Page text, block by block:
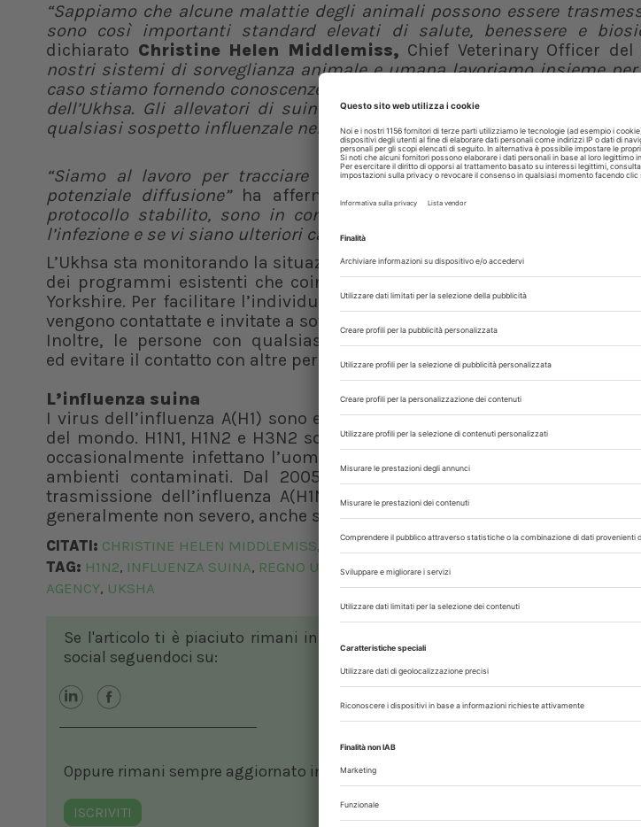
“Sappiamo che alcune malattie degli animali possono essere
sono così importanti standard elevati di salute, benessere e
dichiarato Christine Helen Middlemiss, Chief Veterinary Officer del
nostri sistemi di sorveglianza animale e umana lavoriamo insieme
caso stiamo fornendo conoscenze veterinarie e scientifiche
dell’Ukhsa. Gli allevatori di suini devono inoltre segnalare
qualsiasi sospetto influenzale nei suini dei loro allevamenti”.
“Siamo al lavoro per tracciare rapidamente i contatti stretti del
potenziale diffusione”ha affermato Meera Chand
protocollo stabilito, sono in corso accertamenti per verificare come
l’infezione e se vi siano ulteriori casi associati a questo, così da evitare
L’Ukhsa sta monitorando la situazione, adottando misure per aumentare
dei programmi esistenti che coinvolgono ambulatori medici e
Yorkshire. Per facilitare l’individuazione dei casi e la valutazione della
vengono contattate e invitate a sottoporsi al test sono incoraggiate a farlo.
Inoltre, le persone con qualsiasi sintomo respiratorio devono
ed evitare il contatto con altre persone mentre i sintomi persistono.
L’influenza suina
I virus dell’influenza A(H1) sono enzootici nelle popolazioni suine nella
del mondo. H1N1, H1N2 e H3N2 sono i principali sottotipi di virus
occasionalmente infettano l’uomo, di solito dopo esposizione diretta
ambienti contaminati. Dal 2005 sono stati rilevati in tutto il
trasmissione dell’influenza A(H1N2) all’uomo. Per quanto noto, il
generalmente non severo, anche se sono stati segnalati singoli casi gravi.
CITATI: CHRISTINE HELEN MIDDLEMISS,
MEERA CHAND
TAG: H1N2, INFLUENZA SUINA, REGNO UNITO,ROYAL COLLEGE OF GENERAL
AGENCY, UKSHA
Se l'articolo ti è piaciuto rimani in contatto con noi sui nostri canali
social seguendoci su:
Oppure rimani sempre aggiornato in ambito veterinario, iscrivendoti alla nostra
ISCRIVITI